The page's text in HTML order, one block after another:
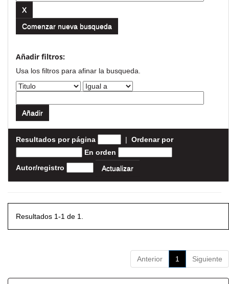
Comenzar nueva busqueda
Añadir filtros:
Usa los filtros para afinar la busqueda.
Resultados por página | Ordenar por
En orden
Autor/registro
Resultados 1-1 de 1.
Anterior 1 Siguiente